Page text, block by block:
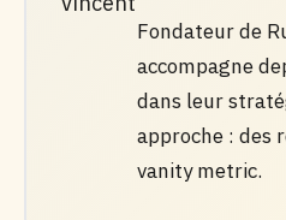
Fondateur de
accompagne
dans leur
approche : des
vanity metric.